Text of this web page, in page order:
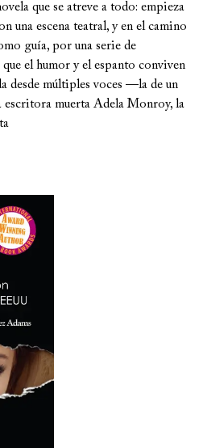
que se atreve a todo: empieza
una escena teatral, y en el camino
guía, por una serie de
el humor y el espanto conviven
desde múltiples voces —la de un
escritora muerta Adela Monroy, la